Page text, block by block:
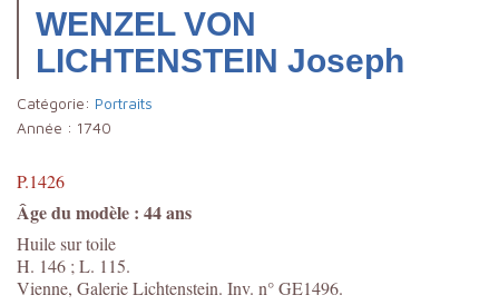
WENZEL VON
LICHTENSTEIN Joseph
Catégorie: Portraits
Année : 1740
P.1426
Âge du modèle : 44 ans
Huile sur toile
H. 146 ; L. 115.
Vienne, Galerie Lichtenstein. Inv. n° GE1496.